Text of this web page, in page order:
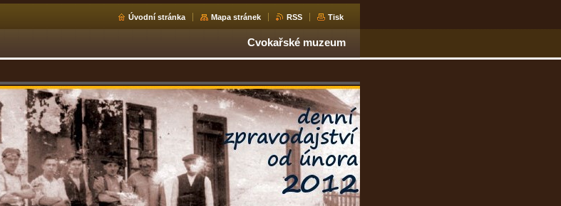
Úvodní stránka Mapa stránek RSS Tisk
Cvokařské muzeum